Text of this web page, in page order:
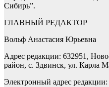
Сибирь”.
ГЛАВНЫЙ РЕДАКТОР
Вольф Анастасия Юрьевна
Адрес редакции: 632951,
район, с. Здвинск, ул. Карла
Электронный адрес редакции: